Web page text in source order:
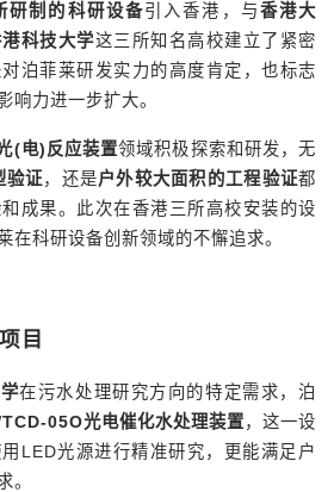
研制的科研设备引入香港，与香港大
科技大学这三所知名高校建立了紧密
泊菲莱研发实力的高度肯定，也标志
响力进一步扩大。
(电)反应装置领域积极探索和研发，无
验证，还是户外较大面积的工程验证都
成果。此次在香港三所高校安装的设
在科研设备创新领域的不懈追求。
目
在污水处理研究方向的特定需求，泊
05O光电催化水处理装置，这一设
LED光源进行精准研究，更能满足户
。